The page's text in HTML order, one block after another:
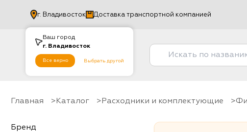
Ваш город
г. Владивосток
Все верно Выбрать другой
г. Владивосток Доставка транспортной компанией
Главная Каталог Расходники и комплектующие
Бренд